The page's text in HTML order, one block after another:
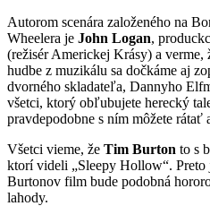
Autorom scenára založeného na
Wheelera je John Logan,
(režisér Americkej Krásy) a
hudbe z muzikálu sa dočkáme aj
dvorného skladateľa, Dannyho
všetci, ktorý obľubujete herecký
pravdepodobne s ním môžete rátať
Všetci vieme, že Tim Burton to s
ktorí videli „Sleepy Hollow“. Preto
Burtonov film bude podobná
lahody.